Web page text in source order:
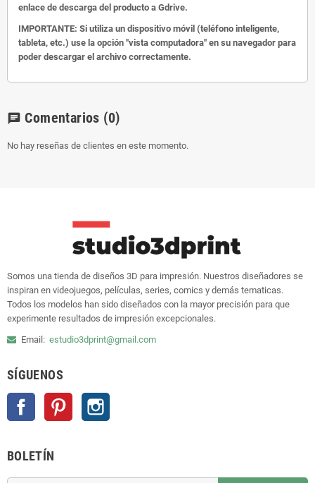
enlace de descarga del producto a Gdrive.
IMPORTANTE: Si utiliza un dispositivo móvil (teléfono inteligente,
tableta, etc.) use la opción "vista computadora" en su navegador para
poder descargar el archivo correctamente.
chat Comentarios (0)
No hay reseñas de clientes en este momento.
Somos una tienda de diseños 3D para impresión. Nuestros diseñadores se
inspiran en videojuegos, películas, series, comics y demás tematicas.
Todos los modelos han sido diseñados con la mayor precisión para que
experimente resultados de impresión excepcionales.
Email: estudio3dprint@gmail.com
SÍGUENOS
Facebook Pinterest
BOLETÍN